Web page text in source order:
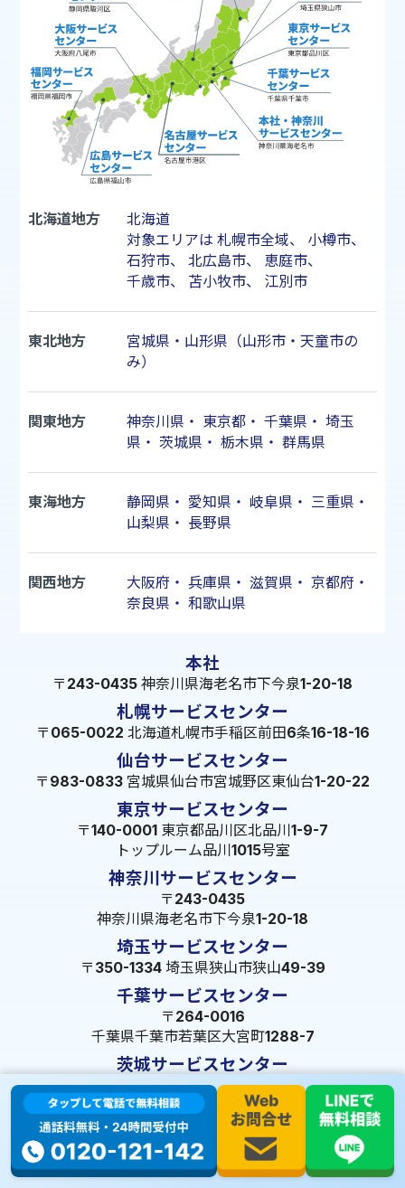
北海道地方
北海道
対象エリアは 札幌市全域、 小樽市、
石狩市、 北広島市、 恵庭市、
千歳市、 苫小牧市、 江別市
東北地方
宮城県・山形県（山形市・天童市の
み）
関東地方 神奈川県 ・ 東京都・ 千葉県 ・ 埼玉
県 ・ 茨城県 ・ 栃木県 ・ 群馬県
東海地方 静岡県 ・ 愛知県 ・ 岐阜県 ・ 三重県 ・
山梨県 ・ 長野県
関西地方 大阪府 ・ 兵庫県 ・ 滋賀県 ・ 京都府 ・
奈良県 ・ 和歌山県
本社
〒243-0435 神奈川県海老名市下今泉1-20-18
札幌サービスセンター
〒065-0022 北海道札幌市手稲区前田6条16-18-16
仙台サービスセンター
〒983-0833 宮城県仙台市宮城野区東仙台1-20-22
東京サービスセンター
〒140-0001 東京都品川区北品川1-9-7
トップルーム品川1015号室
神奈川サービスセンター
〒243-0435
神奈川県海老名市下今泉1-20-18
埼玉サービスセンター
〒350-1334 埼玉県狭山市狭山49-39
千葉サービスセンター
〒264-0016
千葉県千葉市若葉区大宮町1288-7
茨城サービスセンター
〒309-1717 茨城県笠間市旭町322-2 102号
長野サービスセンター
〒380-0921 長野県長野市大字栗田653-141 皐月ビル
名古屋サービスセンター
〒455-0014 名古屋市港区港楽3-13-22